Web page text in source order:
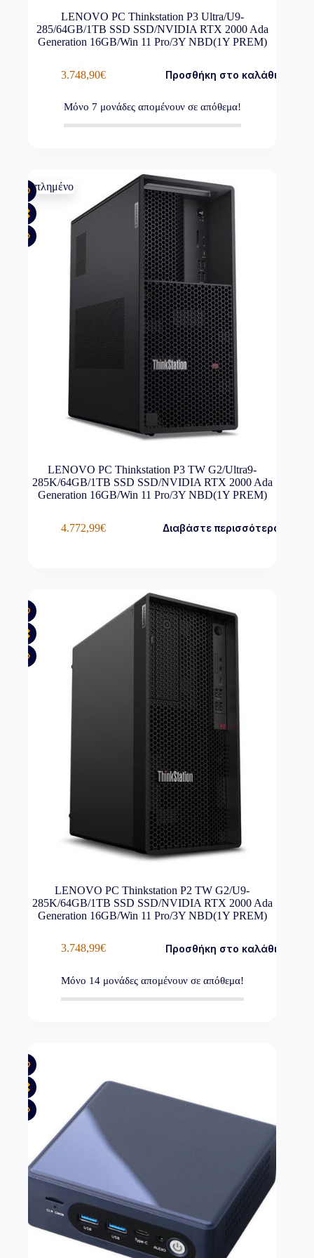
LENOVO PC Thinkstation P3 Ultra/U9-
285/64GB/1TB SSD SSD/NVIDIA RTX 2000 Ada
Generation 16GB/Win 11 Pro/3Y NBD(1Y PREM)
3.748,90€ Προσθήκη στο καλάθι
Μόνο 7 μονάδες απομένουν σε απόθεμα!
Εξαντλημένο
LENOVO PC Thinkstation P3 TW G2/Ultra9-
285K/64GB/1TB SSD SSD/NVIDIA RTX 2000 Ada
Generation 16GB/Win 11 Pro/3Y NBD(1Y PREM)
4.772,99€ Διαβάστε περισσότερα
LENOVO PC Thinkstation P2 TW G2/U9-
285K/64GB/1TB SSD SSD/NVIDIA RTX 2000 Ada
Generation 16GB/Win 11 Pro/3Y NBD(1Y PREM)
3.748,99€ Προσθήκη στο καλάθι
Μόνο 14μονάδες απομένουν σε απόθεμα!